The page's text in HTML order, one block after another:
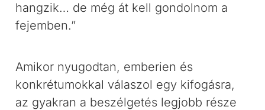
hangzik… de még át kell gondolnom a
fejemben.”
Amikor nyugodtan, emberien és
konkrétumokkal válaszol egy kifogásra,
az gyakran a beszélgetés legjobb része